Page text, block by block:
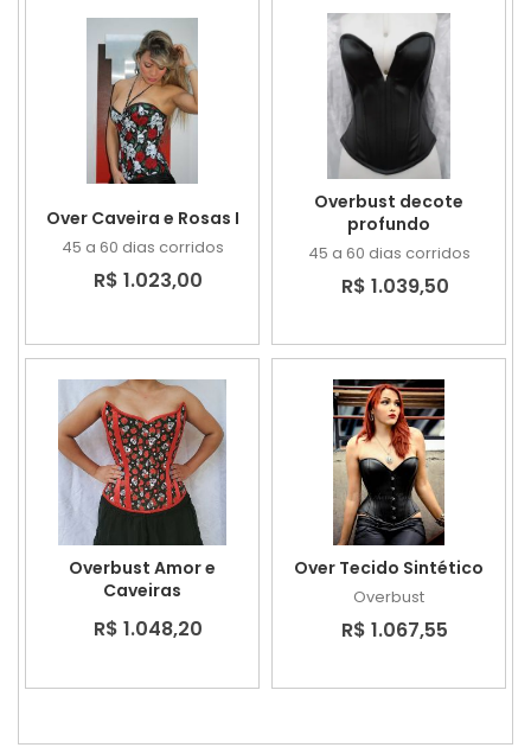
Over Caveira e Rosas I
45 a 60 dias corridos
R$ 1.023,00
Overbust decote
profundo
45 a 60 dias corridos
R$ 1.039,50
Overbust Amor e
Caveiras
R$ 1.048,20
Over Tecido Sintético
Overbust
R$ 1.067,55